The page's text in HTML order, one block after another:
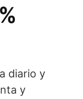
diario y
y